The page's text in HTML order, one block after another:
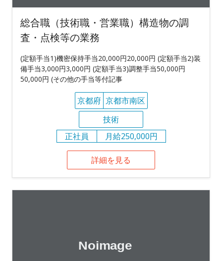
総合職（技術職・営業職）構造物の調
査・点検等の業務
(定額手当1)機密保持手当20,000円20,000円 (定額手当2)装
備手当3,000円3,000円 (定額手当3)調整手当50,000円
50,000円 (その他の手当等付記事
京都府 京都市南区
技術
正社員
月給250,000円
詳細を見る